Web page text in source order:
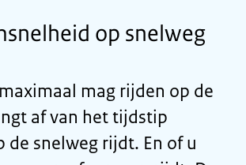
op snelweg
mag rijden op de
af van het tijdstip
de snelweg rijdt. En of u